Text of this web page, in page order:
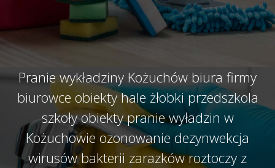
Pranie wykładziny Kożuchów biura firmy
biurowce obiekty hale żłobki przedszkola
szkoły obiekty pranie wyładzin w
Kożuchowie ozonowanie dezynwekcja
wirusów bakterii zarazków roztoczy z